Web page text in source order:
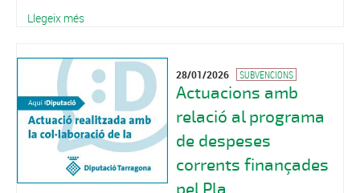
Llegeix més
28/01/2026 SUBVENCIONS
Actuacions amb
relació al programa
de despeses
corrents finançades